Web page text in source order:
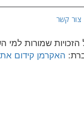
צור קשר
הזכויות שמורות למי
האקרמן קידום